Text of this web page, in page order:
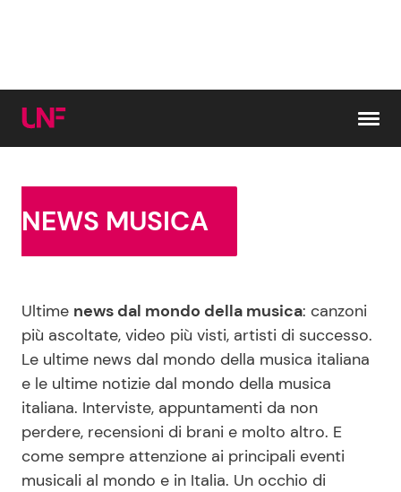
Attualità Italiana
Dal Mondo
Economia
Persone Scomparse
Bellezze VIP
Coppie VIP
Fiction e Serie TV
Programmi TV
NEWS MUSICA
Ultime news dal mondo della musica: canzoni
più ascoltate, video più visti, artisti di successo.
Le ultime news dal mondo della musica italiana
e le ultime notizie dal mondo della musica
italiana. Interviste, appuntamenti da non
perdere, recensioni di brani e molto altro. E
come sempre attenzione ai principali eventi
musicali al mondo e in Italia. Un occhio di